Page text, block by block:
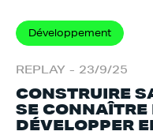
Développement
REPLAY - 23/9/25
CONSTRUIRE
SE CONNAÎTRE
DÉVELOPPER